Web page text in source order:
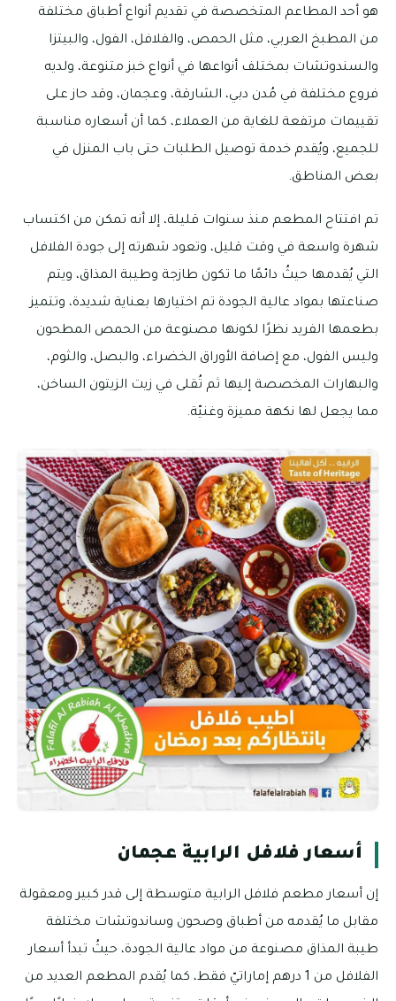
هو أحد المطاعم المتخصصة في تقديم أنواع أطباق مختلفة
من المطبخ العربي، مثل الحمص، والفلافل، الفول، والبيتزا
والسندوتشات بمختلف أنواعها في أنواع خبز متنوعة، ولديه
فروع مختلفة في مُدن دبي، الشارقة، وعجمان، وقد حاز على
تقييمات مرتفعة للغاية من العملاء، كما أن أسعاره مناسبة
للجميع، ويُقدم خدمة توصيل الطلبات حتى باب المنزل في
بعض المناطق.
تم افتتاح المطعم منذ سنوات قليلة، إلا أنه تمكن من اكتساب
شهرة واسعة في وقت قليل، وتعود شهرته إلى جودة الفلافل
التي يُقدمها حيثُ دائمًا ما تكون طازجة وطيبة المذاق، ويتم
صناعتها بمواد عالية الجودة تم اختيارها بعناية شديدة، وتتميز
بطعمها الفريد نظرًا لكونها مصنوعة من الحمص المطحون
وليس الفول، مع إضافة الأوراق الخضراء، والبصل، والثوم،
والبهارات المخصصة إليها ثم تُقلى في زيت الزيتون الساخن،
مما يجعل لها نكهة مميزة وغنيّة.
أسعار فلافل الرابية عجمان
إن أسعار مطعم فلافل الرابية متوسطة إلى قدر كبير ومعقولة
مقابل ما يُقدمه من أطباق وصحون وساندوتشات مختلفة
طيبة المذاق مصنوعة من مواد عالية الجودة، حيثُ تبدأ أسعار
الفلافل من 1 درهم إماراتيّ فقط، كما يُقدم المطعم العديد من